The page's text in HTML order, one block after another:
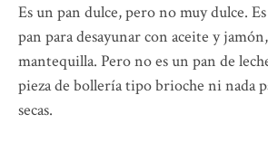
Es un pan dulce, pero no muy dulce.
pan para desayunar con aceite y
mantequilla. Pero no es un pan de
pieza de bollería tipo brioche ni nada
secas.